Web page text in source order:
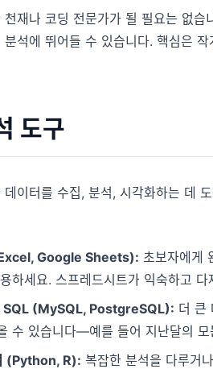
천재나 코딩 전문가가 될 필요는 없
석에 뛰어들 수 있습니다. 핵심은
도구
이터를 수집, 분석, 시각화하는 데
Google Sheets): 초보자에게
하세요. 스프레드시트가 익숙하고
SQL (MySQL, PostgreSQL): 더 큰
수 있습니다—예를 들어 지난달의 모
(Python, R): 복잡한 분석을 다루거